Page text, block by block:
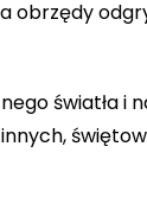
obrzędy
światła i